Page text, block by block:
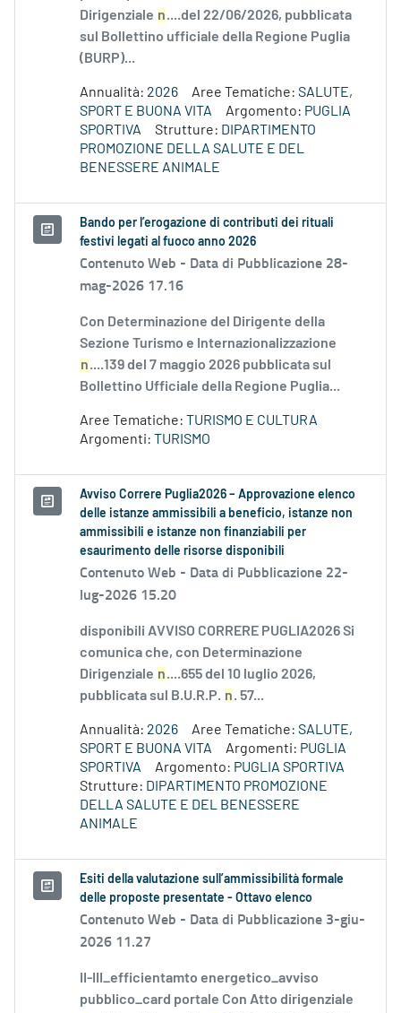
Dirigenziale n....del 22/06/2026, pubblicata
sul Bollettino ufficiale della Regione Puglia
(BURP)...
Annualità: 2026 Aree Tematiche: SALUTE,
SPORT E BUONA VITA
Argomento: PUGLIA
SPORTIVA
Strutture: DIPARTIMENTO
PROMOZIONE DELLA SALUTE E DEL
BENESSERE ANIMALE
Bando per l’erogazione di contributi dei rituali
festivi legati al fuoco anno 2026
Contenuto Web - Data di Pubblicazione 28-
mag-2026 17.16
Con Determinazione del Dirigente della
Sezione Turismo e Internazionalizzazione
n....139 del 7 maggio 2026 pubblicata sul
Bollettino Ufficiale della Regione Puglia...
Aree Tematiche: TURISMO E CULTURA
Argomenti: TURISMO
Avviso Correre Puglia2026 – Approvazione elenco
delle istanze ammissibili a beneficio, istanze non
ammissibili e istanze non finanziabili per
esaurimento delle risorse disponibili
Contenuto Web - Data di Pubblicazione 22-
lug-2026 15.20
disponibili AVVISO CORRERE PUGLIA2026 Si
comunica che, con Determinazione
Dirigenziale n....655 del 10 luglio 2026,
pubblicata sul B.U.R.P. n. 57...
Annualità: 2026 Aree Tematiche: SALUTE,
SPORT E BUONA VITA
Argomenti: PUGLIA
SPORTIVA
Argomento: PUGLIA SPORTIVA
Strutture: DIPARTIMENTO PROMOZIONE
DELLA SALUTE E DEL BENESSERE
ANIMALE
Esiti della valutazione sull’ammissibilità formale
delle proposte presentate - Ottavo elenco
Contenuto Web - Data di Pubblicazione 3-giu-
2026 11.27
II-III_efficientamto energetico_avviso
pubblico_card portale Con Atto dirigenziale